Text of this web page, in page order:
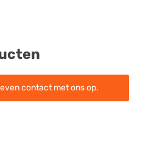
contact met ons op.